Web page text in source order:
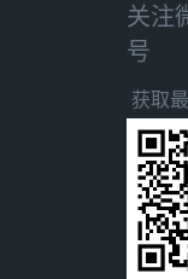
关注
号
获取